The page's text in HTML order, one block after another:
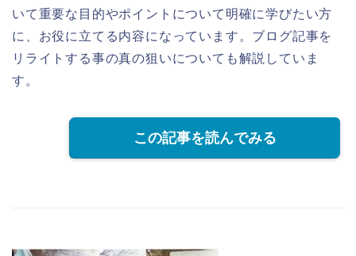
いて重要な目的やポイントについて明確に学びたい方
に、お役に立てる内容になっています。ブログ記事を
リライトする事の真の狙いについても解説していま
す。
この記事を読んでみる